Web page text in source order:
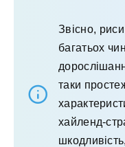
Звісно,
багатьох
таки
хайленд-